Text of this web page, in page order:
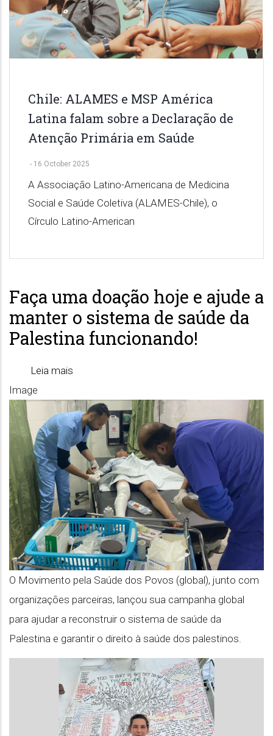
Chile: ALAMES e MSP América
Latina falam sobre a Declaração de
Atenção Primária em Saúde
- 16 October 2025
A Associação Latino-Americana de Medicina
Social e Saúde Coletiva (ALAMES-Chile), o
Círculo Latino-American
Faça uma doação hoje e ajude a
manter o sistema de saúde da
Palestina funcionando!
Leia mais
uma
doação
hoje
e
ajude
a
manter
o
sistema
de
saúde
da
Palestina
funcionando!
Image
O Movimento pela Saúde dos Povos (global), junto com
organizações parceiras, lançou sua campanha global
para ajudar a reconstruir o sistema de saúde da
Palestina e garantir o direito à saúde dos palestinos.